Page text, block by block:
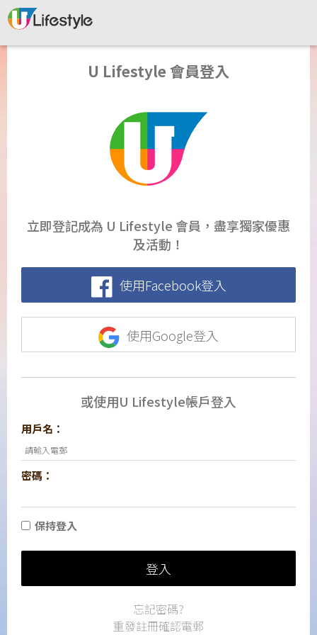
U Lifestyle 會員登入
立即登記成為 U Lifestyle 會員，盡享獨家優惠
及活動！
使用Facebook登入
使用Google登入
或使用U Lifestyle帳戶登入
用戶名：
密碼：
保持登入
登入
忘記密碼?
重發註冊確認電郵